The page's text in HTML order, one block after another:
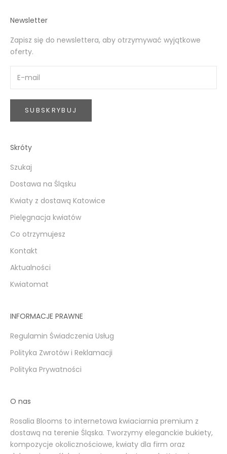
Newsletter
Zapisz się do newslettera, aby otrzymywać wyjątkowe
oferty.
SUBSKRYBUJ
Skróty
Szukaj
Dostawa na Śląsku
Kwiaty z dostawą Katowice
Pielęgnacja kwiatów
Co otrzymujesz
Kontakt
Aktualności
Kwiatomat
INFORMACJE PRAWNE
Regulamin Świadczenia Usług
Polityka Zwrotów i Reklamacji
Polityka Prywatności
O nas
Rosalia Blooms to internetowa kwiaciarnia premium z
dostawą na terenie Śląska. Tworzymy eleganckie bukiety,
kompozycje okolicznościowe, kwiaty dla firm oraz